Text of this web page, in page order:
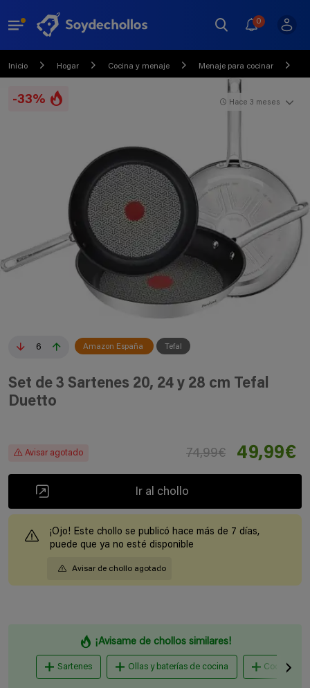
0
Inicio Hogar Cocina y menaje Menaje para cocinar
-33%
6 Amazon España Tefal
Hace 3 meses
Set de 3 Sartenes 20, 24 y 28 cm Tefal
Duetto
Avisar agotado 74,99€ 49,99€
Ir al chollo
¡Ojo! Este chollo se publicó hace más de 7 días,
puede que ya no esté disponible
Avisar de chollo agotado
¡Avisame de chollos similares!
Sartenes Ollas y baterías de cocina Cocina al